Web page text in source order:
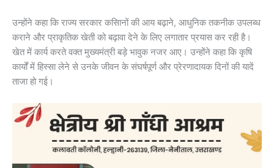
उन्होंने कहा कि राज्य सरकार कसिानों की आय बढ़ाने, आधुनिक तकनीक उपलब्ध
कराने और प्राकृतिक खेती को बढ़ावा देने के लिए लगातार प्रयास कर रही है।
खेत में कार्य करते वक्त मुख्यमंत्री बड़े भावुक नजर आए। उन्होंने कहा कि कृषि
कार्यों में हिस्सा लेने से उनके जीवन के संघर्षपूर्ण और प्रेरणादायक दिनों की यादें
ताजा हो गई।